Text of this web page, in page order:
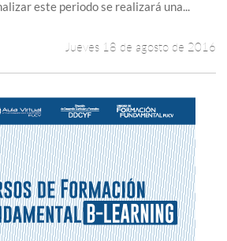
este periodo se realizará una...
Jueves 18 de agosto de 2016